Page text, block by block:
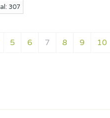
307
5 6 7 8 9 10